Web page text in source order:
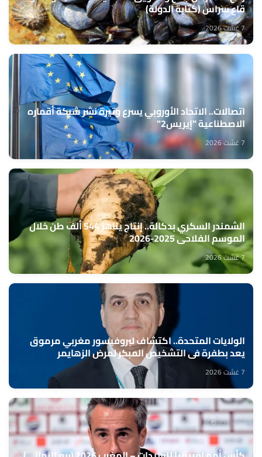
قاع سراس (كتابة الدولة)
7 غشت 2026
اتصالات.. الاتحاد الأوروبي يسرع وتيرة نشر شبكة أقماره
الاصطناعية "إيريس2"
7 غشت 2026
الشمندر السكري بدكالة.. إنتاج يناهز 544 ألف طن خلال
الموسم الفلاحي 2025-2026
7 غشت 2026
الولايات المتحدة.. اكتشاف لبروفيسور مغربي مرموق
يعد بطفرة في التشخيص المبكر لمرض الزهايمر
7 غشت 2026